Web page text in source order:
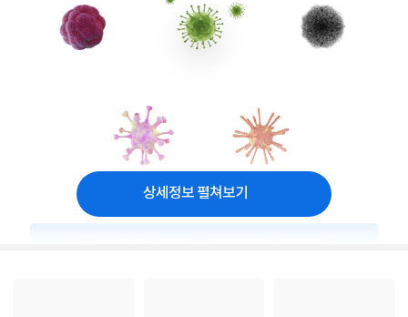
상세정보 펼쳐보기